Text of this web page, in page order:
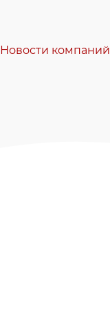
Новости компаний